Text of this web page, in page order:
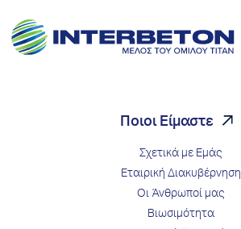
Ποιοι Είμαστε
Σχετικά με Εμάς
Εταιρική Διακυβέρνηση
Οι Άνθρωποί μας
Βιωσιμότητα